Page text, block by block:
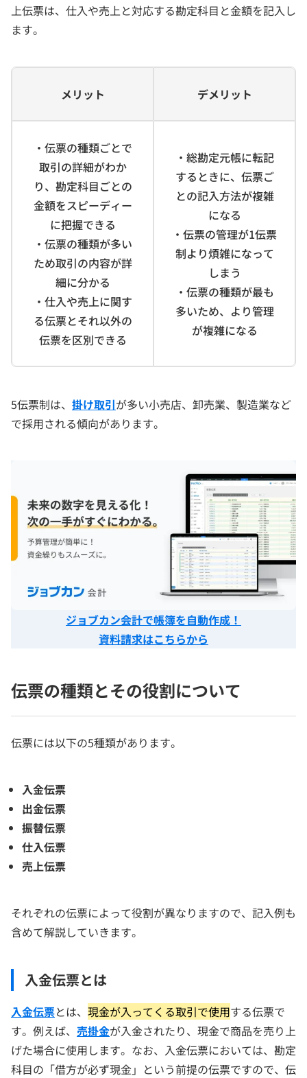
上伝票は、仕入や売上と対応する勘定科目と金額を記入し
ます。
メリット デメリット
・伝票の種類ごとで
取引の詳細がわか
り、勘定科目ごとの
金額をスピーディー
に把握できる
・伝票の種類が多い
ため取引の内容が詳
細に分かる
・仕入や売上に関す
る伝票とそれ以外の
伝票を区別できる
・総勘定元帳に転記
するときに、伝票ご
との記入方法が複雑
になる
・伝票の管理が1伝票
制より煩雑になって
しまう
・伝票の種類が最も
多いため、より管理
が複雑になる
5伝票制は、 掛け取引が多い小売店、卸売業、製造業など
で採用される傾向があります。
ジョブカン会計で帳簿を自動作成！
資料請求はこちらから
伝票の種類とその役割について
伝票には以下の5種類があります。
入金伝票
出金伝票
振替伝票
仕入伝票
売上伝票
それぞれの伝票によって役割が異なりますので、記入例も
含めて解説していきます。
入金伝票とは
入金伝票とは、 現金が入ってくる取引で使用する伝票で
す。例えば、 売掛金が入金されたり、現金で商品を売り上
げた場合に使用します。なお、入金伝票においては、勘定
科目の「借方が必ず現金」という前提の伝票ですので、伝